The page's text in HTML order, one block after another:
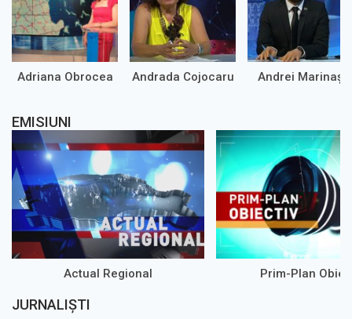
Adriana Obrocea Andrada Cojocaru Andrei Marinaș
EMISIUNI
Actual Regional Prim-Plan
JURNALIȘTI